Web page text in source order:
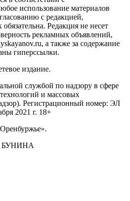
использование материалов
с редакцией,
Редакция не несет
рекламных объявлений,
а также за содержание
гиперссылки.
издание.
службой по надзору в сфере
и массовых
Регистрационный номер: ЭЛ
2021 г. 18+
БУНИНА